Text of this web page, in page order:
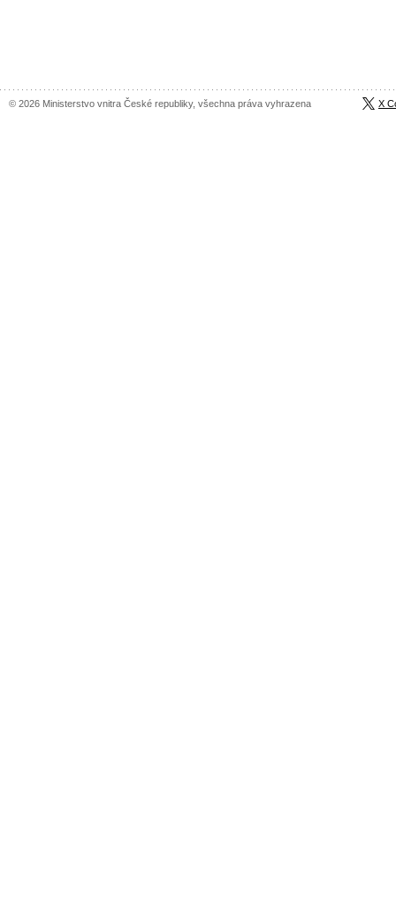
© 2026 Ministerstvo vnitra České republiky, všechna práva vyhrazena X